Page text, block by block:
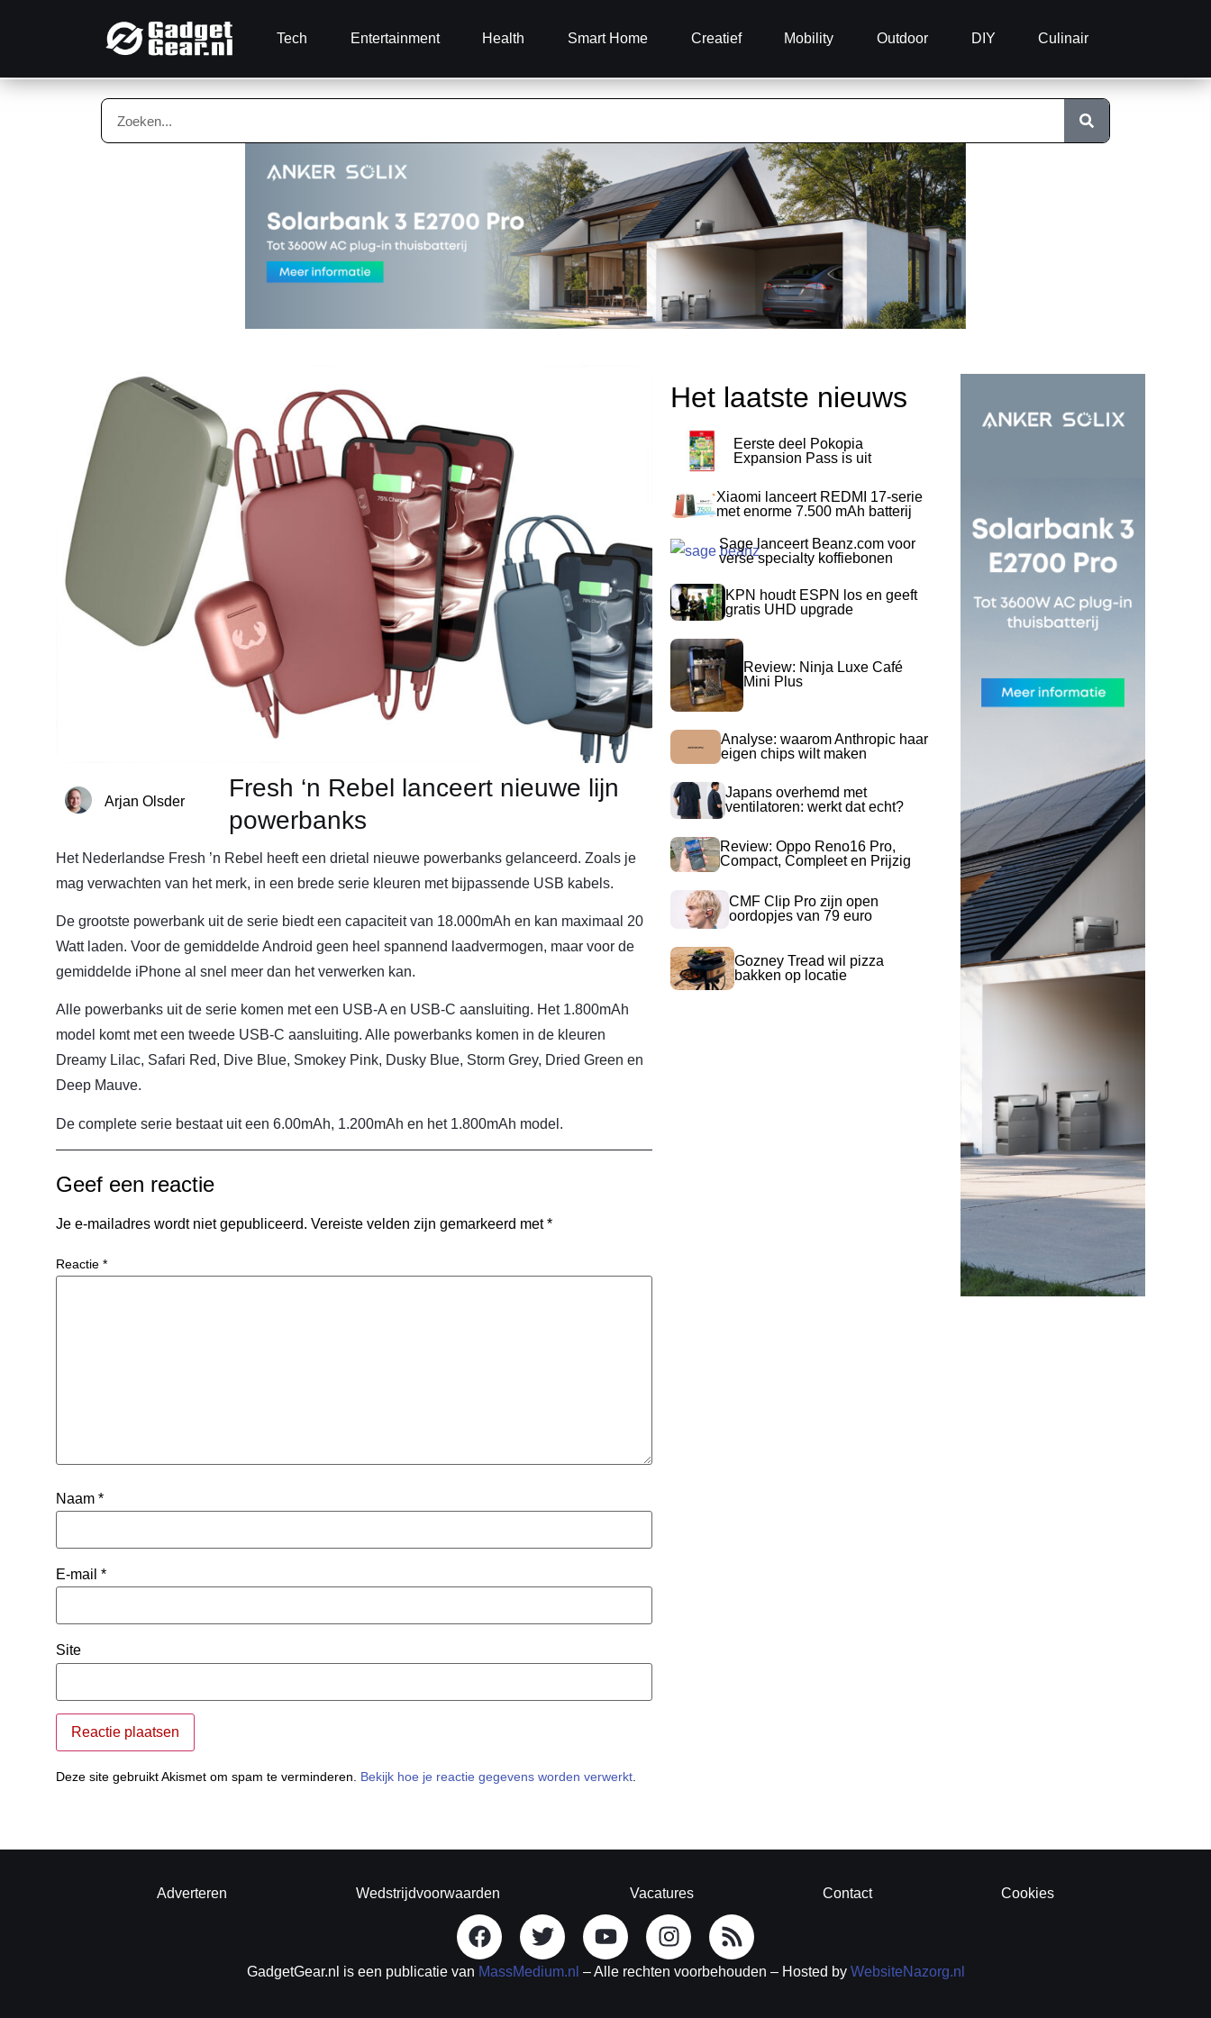
Tech Entertainment Health Smart Home Creatief Mobility Outdoor DIY Culinair
Arjan Olsder
Fresh ‘n Rebel lanceert nieuwe lijn
powerbanks
Het Nederlandse Fresh ’n Rebel heeft een drietal nieuwe powerbanks gelanceerd. Zoals je
mag verwachten van het merk, in een brede serie kleuren met bijpassende USB kabels.
De grootste powerbank uit de serie biedt een capaciteit van 18.000mAh en kan maximaal 20
Watt laden. Voor de gemiddelde Android geen heel spannend laadvermogen, maar voor de
gemiddelde iPhone al snel meer dan het verwerken kan.
Alle powerbanks uit de serie komen met een USB-A en USB-C aansluiting. Het 1.800mAh
model komt met een tweede USB-C aansluiting. Alle powerbanks komen in de kleuren
Dreamy Lilac, Safari Red, Dive Blue, Smokey Pink, Dusky Blue, Storm Grey, Dried Green en
Deep Mauve.
De complete serie bestaat uit een 6.00mAh, 1.200mAh en het 1.800mAh model.
Geef een reactie
Je e-mailadres wordt niet gepubliceerd. Vereiste velden zijn gemarkeerd met*
Reactie *
Naam *
E-mail *
Site
Deze site gebruikt Akismet om spam te verminderen. Bekijk hoe je reactie gegevens worden verwerkt.
Het laatste nieuws
Eerste deel Pokopia
Expansion Pass is uit
Xiaomi lanceert REDMI 17-serie
met enorme 7.500 mAh batterij
Sage lanceert Beanz.com voor
verse specialty koffiebonen
KPN houdt ESPN los en geeft
gratis UHD upgrade
Review: Ninja Luxe Café
Mini Plus
Analyse: waarom Anthropic haar
eigen chips wilt maken
Japans overhemd met
ventilatoren: werkt dat echt?
Review: Oppo Reno16 Pro,
Compact, Compleet en Prijzig
CMF Clip Pro zijn open
oordopjes van 79 euro
Gozney Tread wil pizza
bakken op locatie
Adverteren Wedstrijdvoorwaarden Vacatures Contact Cookies
GadgetGear.nl is een publicatie van MassMedium.nl – Alle rechten voorbehouden – Hosted by WebsiteNazorg.nl